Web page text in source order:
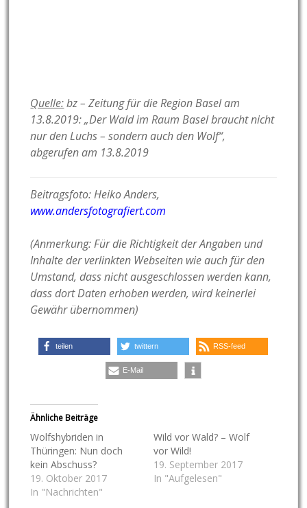
Quelle:bz – Zeitung für die Region Basel am
13.8.2019: „Der Wald im Raum Basel braucht nicht
nur den Luchs – sondern auch den Wolf“,
abgerufen am 13.8.2019
Beitragsfoto: Heiko Anders,
www.andersfotografiert.com
(Anmerkung: Für die Richtigkeit der Angaben und
Inhalte der verlinkten Webseiten wie auch für den
Umstand, dass nicht ausgeschlossen werden kann,
dass dort Daten erhoben werden, wird keinerlei
Gewähr übernommen)
teilen twittern RSS-feed
E-Mail
Ähnliche Beiträge
Wolfshybriden in
Thüringen: Nun doch
kein Abschuss?
19. Oktober 2017
In "Nachrichten"
Wild vor Wald? – Wolf
vor Wild!
19. September 2017
In "Aufgelesen"